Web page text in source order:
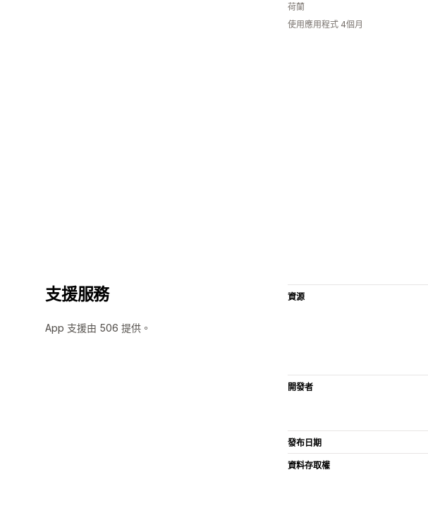
荷蘭
使用應用程式 4個月
支援服務
App 支援由 506 提供。
資源
開發者
發布日期
資料存取權